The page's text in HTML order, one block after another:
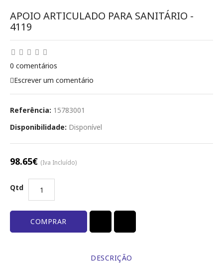
APOIO ARTICULADO PARA SANITÁRIO -
4119
0 comentários
Escrever um comentário
Referência: 15783001
Disponibilidade: Disponível
98.65€ (Iva Incluído)
Qtd
COMPRAR
DESCRIÇÃO